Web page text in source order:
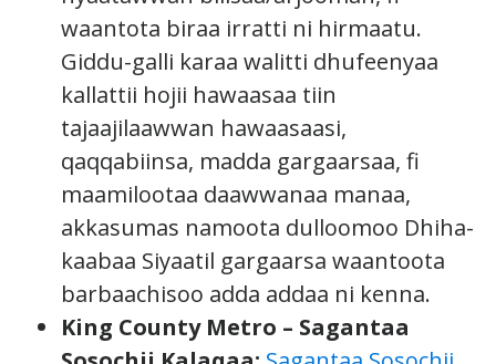
waantota biraa irratti ni hirmaatu.
Giddu-galli karaa walitti dhufeenyaa
kallattii hojii hawaasaa tiin
tajaajilaawwan hawaasaasi,
qaqqabiinsa, madda gargaarsaa, fi
maamilootaa daawwanaa manaa,
akkasumas namoota dulloomoo Dhiha-
kaabaa Siyaatil gargaarsa waantoota
barbaachisoo adda addaa ni kenna.
King County Metro – Sagantaa